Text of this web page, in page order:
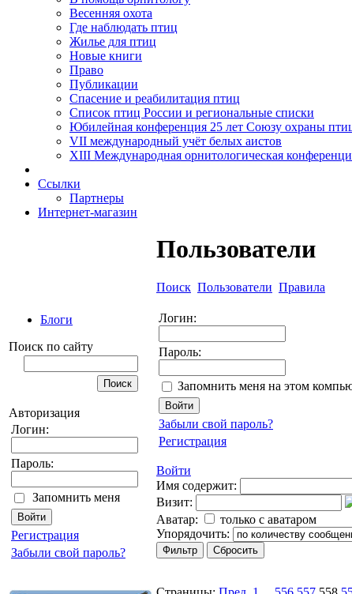
Весенняя охота
Где наблюдать птиц
Жилье для птиц
Новые книги
Право
Публикации
Спасение и реабилитация птиц
Список птиц России и региональные списки
Юбилейная конференция 25 лет Союзу охраны
VII международный учёт белых аистов
XIII Международная орнитологическая
Ссылки
Партнеры
Интернет-магазин
Блоги
Поиск по сайту
Авторизация
Логин:
Пароль:
Запомнить меня
Регистрация
Забыли свой пароль?
Пользователи
Поиск Пользователи Правила
Логин:
Пароль:
Запомнить меня на этом
Забыли свой пароль?
Регистрация
Войти
Имя содержит:
Визит:
Аватар:
только с аватаром
Упорядочить: